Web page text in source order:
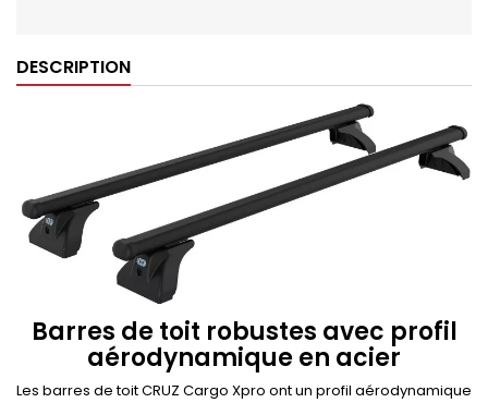
DESCRIPTION
Barres de toit robustes avec profil
aérodynamique en acier
Les barres de toit CRUZ Cargo Xpro ont un profil aérodynamique